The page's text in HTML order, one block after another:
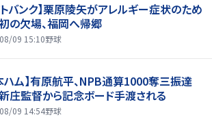
トバンク】栗原陵矢がアレルギー症状のため
の欠場、福岡へ帰郷
09 15:10野球
ハム】有原航平、NPB通算1000奪三振達
監督から記念ボード手渡される
09 14:54野球